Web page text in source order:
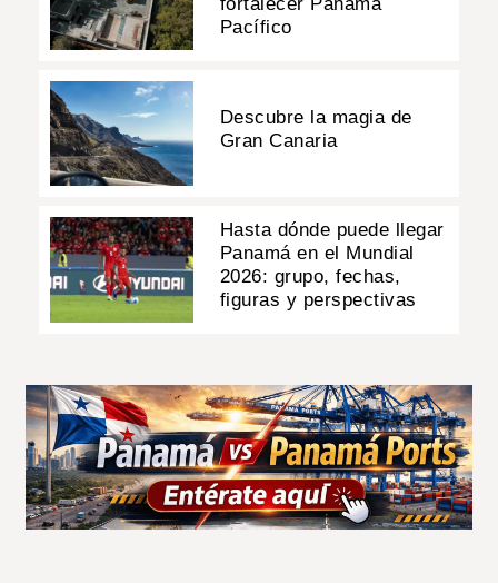
Pacífico
Descubre la magia de
Gran Canaria
Hasta dónde puede llegar
Panamá en el Mundial
2026: grupo, fechas,
figuras y perspectivas